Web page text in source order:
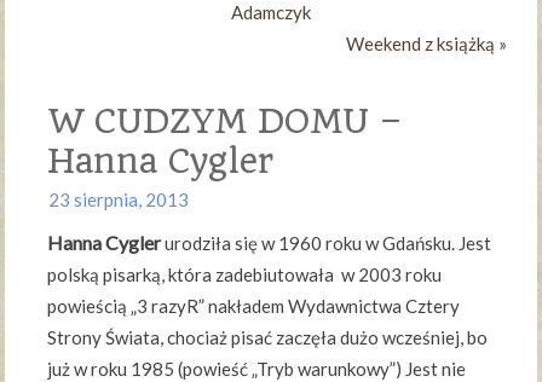
Adamczyk
Weekend z książką »
W CUDZYM DOMU –
Hanna Cygler
23 sierpnia, 2013
Hanna Cyglerurodziła się w 1960 roku w Gdańsku. Jest
polską pisarką, która zadebiutowała w 2003 roku
powieścią „3 razyR” nakładem Wydawnictwa Cztery
Strony Świata, chociaż pisać zaczęła dużo wcześniej, bo
już w roku 1985 (powieść „Tryb warunkowy”) Jest nie